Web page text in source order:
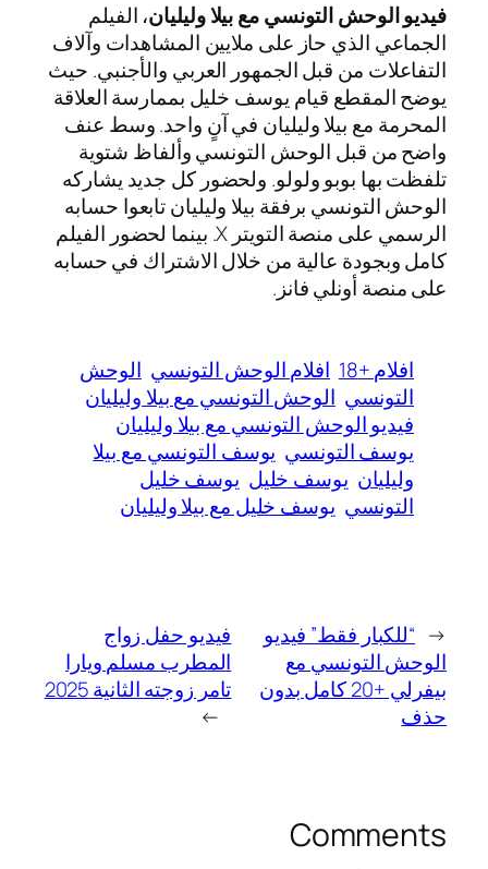
فيديو الوحش التونسي مع بيلا وليليان، الفيلم
الجماعي الذي حاز على ملايين المشاهدات وآلاف
التفاعلات من قبل الجمهور العربي والأجنبي. حيث
يوضح المقطع قيام يوسف خليل بممارسة العلاقة
المحرمة مع بيلا وليليان في آنٍ واحد. وسط عنف
واضح من قبل الوحش التونسي وألفاظ شتوية
تلفظت بها بوبو ولولو. ولحضور كل جديد يشاركه
الوحش التونسي برفقة بيلا وليليان تابعوا حسابه
الرسمي على منصة التويتر X. بينما لحضور الفيلم
كامل وبجودة عالية من خلال الاشتراك في حسابه
على منصة أونلي فانز.
افلام +18 افلام الوحش التونسي الوحش
التونسي الوحش التونسي مع بيلا وليليان
فيديو الوحش التونسي مع بيلا وليليان
يوسف التونسي يوسف التونسي مع بيلا
وليليان يوسف خليل يوسف خليل
التونسي يوسف خليل مع بيلا وليليان
← “للكبار فقط” فيديو
الوحش التونسي مع
بيفرلي +20 كامل بدون
حذف
فيديو حفل زواج
المطرب مسلم ويارا
تامر زوجته الثانية 2025
→
Comments